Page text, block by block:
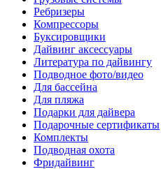
Ребризеры
Компрессоры
Буксировщики
Дайвинг аксессуары
Литература по дайвингу
Подводное фото/видео
Для бассейна
Для пляжа
Подарки для дайвера
Подарочные сертификаты
Комплекты
Подводная охота
Фридайвинг